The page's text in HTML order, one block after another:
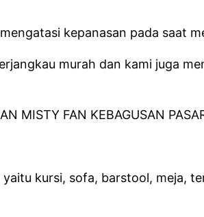
kepanasan pada saat
murah dan kami juga
kursi, sofa, barstool, meja,